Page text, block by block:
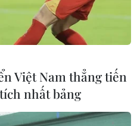
Việt Nam thẳng tiến
nhất bảng